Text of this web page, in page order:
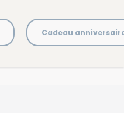
Cadeau